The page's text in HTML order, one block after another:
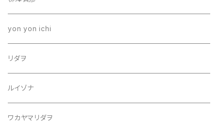
yon yon ichi
リダヲ
ルイゾナ
ワカヤマリダヲ